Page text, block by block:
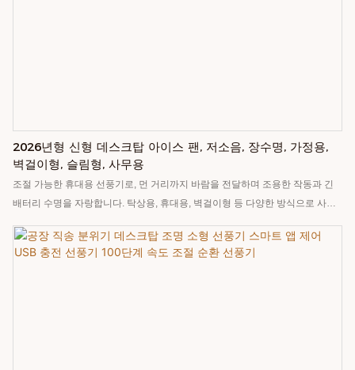
2026년형 신형 데스크탑 아이스 팬, 저소음, 장수명, 가정용,
벽걸이형, 슬림형, 사무용
조절 가능한 휴대용 선풍기로, 먼 거리까지 바람을 전달하며 조용한 작동과 긴
배터리 수명을 자랑합니다. 탁상용, 휴대용, 벽걸이형 등 다양한 방식으로 사용